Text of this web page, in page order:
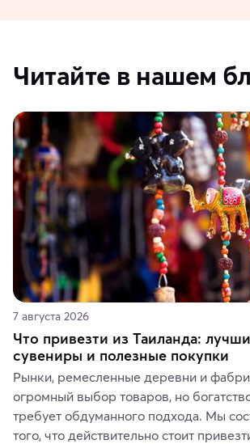
Читайте в нашем
7 августа 2026
Что привезти из Таиланда:
сувениры и полезные покупки
Рынки, ремесленные деревни и
огромный выбор товаров, но
требует обдуманного подхода. Мы
того, что действительно стоит